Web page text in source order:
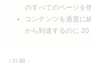
のすべてのページを
コンテンツを過度に
から到達するのに 20